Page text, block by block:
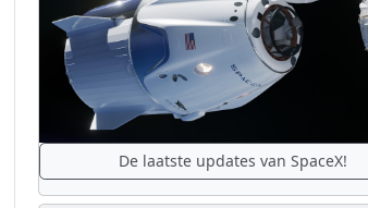
De laatste updates van SpaceX!